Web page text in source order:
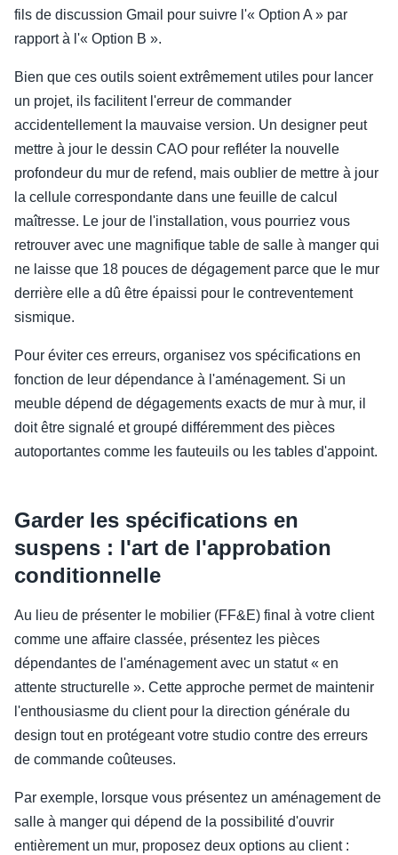
fils de discussion Gmail pour suivre l'« Option A » par
rapport à l'« Option B ».
Bien que ces outils soient extrêmement utiles pour lancer
un projet, ils facilitent l'erreur de commander
accidentellement la mauvaise version. Un designer peut
mettre à jour le dessin CAO pour refléter la nouvelle
profondeur du mur de refend, mais oublier de mettre à jour
la cellule correspondante dans une feuille de calcul
maîtresse. Le jour de l'installation, vous pourriez vous
retrouver avec une magnifique table de salle à manger qui
ne laisse que 18 pouces de dégagement parce que le mur
derrière elle a dû être épaissi pour le contreventement
sismique.
Pour éviter ces erreurs, organisez vos spécifications en
fonction de leur dépendance à l'aménagement. Si un
meuble dépend de dégagements exacts de mur à mur, il
doit être signalé et groupé différemment des pièces
autoportantes comme les fauteuils ou les tables d'appoint.
Garder les spécifications en
suspens : l'art de l'approbation
conditionnelle
Au lieu de présenter le mobilier (FF&E) final à votre client
comme une affaire classée, présentez les pièces
dépendantes de l'aménagement avec un statut « en
attente structurelle ». Cette approche permet de maintenir
l'enthousiasme du client pour la direction générale du
design tout en protégeant votre studio contre des erreurs
de commande coûteuses.
Par exemple, lorsque vous présentez un aménagement de
salle à manger qui dépend de la possibilité d'ouvrir
entièrement un mur, proposez deux options au client :